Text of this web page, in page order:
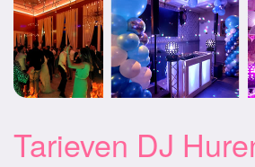
Tarieven DJ